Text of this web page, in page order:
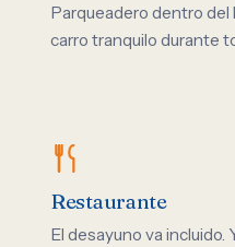
Parqueadero dentro del
carro tranquilo durante
Restaurante
El desayuno va incluido.